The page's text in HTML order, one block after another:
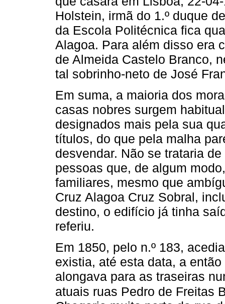
Holstein, irmã do 1.º duque
da Escola Politécnica fica
Alagoa. Para além disso era
de Almeida Castelo Branco,
tal sobrinho-neto de José
Em suma, a maioria dos
casas nobres surgem
designados mais pela sua
títulos, do que pela malha
desvendar. Não se trataria
pessoas que, de algum
familiares, mesmo que
Cruz Alagoa Cruz Sobral,
destino, o edifício já tinha
referiu.
Em 1850, pelo n.º 183,
existia, até esta data, a
alongava para as traseiras
atuais ruas Pedro de Freitas